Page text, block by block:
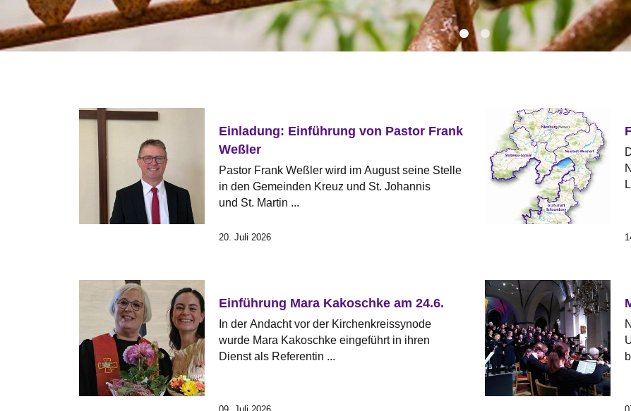
Einladung: Einführung von Pastor Frank
Weßler
Pastor Frank Weßler wird im August seine Stelle
in den Gemeinden Kreuz und St. Johannis
und St. Martin ...
20. Juli 2026
Einführung Mara Kakoschke am 24.6.
In der Andacht vor der Kirchenkreissynode
wurde Mara Kakoschke eingeführt in ihren
Dienst als Referentin ...